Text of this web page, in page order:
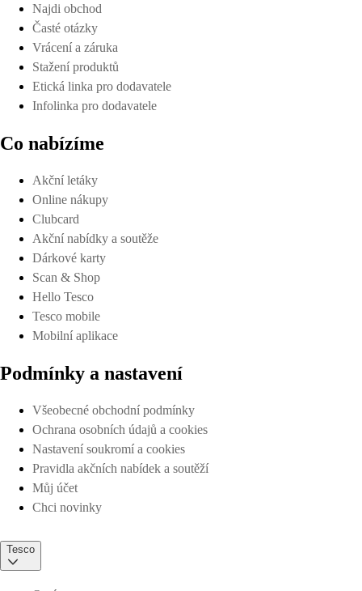
Najdi obchod
Časté otázky
Vrácení a záruka
Stažení produktů
Etická linka pro dodavatele
Infolinka pro dodavatele
Co nabízíme
Akční letáky
Online nákupy
Clubcard
Akční nabídky a soutěže
Dárkové karty
Scan & Shop
Hello Tesco
Tesco mobile
Mobilní aplikace
Podmínky a nastavení
Všeobecné obchodní podmínky
Ochrana osobních údajů a cookies
Nastavení soukromí a cookies
Pravidla akčních nabídek a soutěží
Můj účet
Chci novinky
Tesco